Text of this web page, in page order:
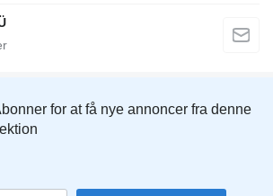
for at få nye annoncer fra denne